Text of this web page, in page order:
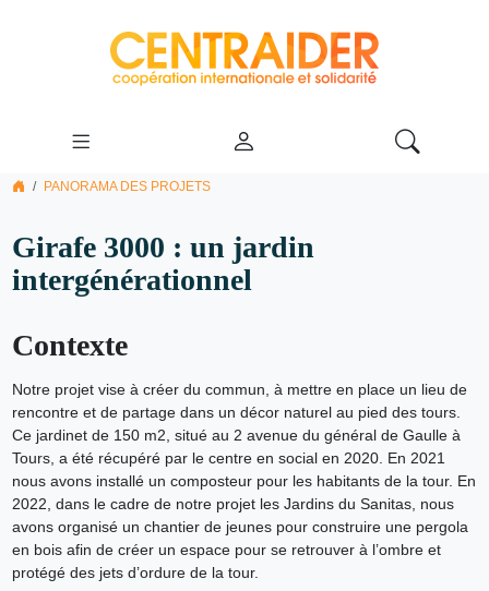
PANORAMA DES PROJETS
Girafe 3000 : un jardin
intergénérationnel
Contexte
Notre projet vise à créer du commun, à mettre en place un lieu de
rencontre et de partage dans un décor naturel au pied des tours.
Ce jardinet de 150 m2, situé au 2 avenue du général de Gaulle à
Tours, a été récupéré par le centre en social en 2020. En 2021
nous avons installé un composteur pour les habitants de la tour. En
2022, dans le cadre de notre projet les Jardins du Sanitas, nous
avons organisé un chantier de jeunes pour construire une pergola
en bois afin de créer un espace pour se retrouver à l’ombre et
protégé des jets d’ordure de la tour.